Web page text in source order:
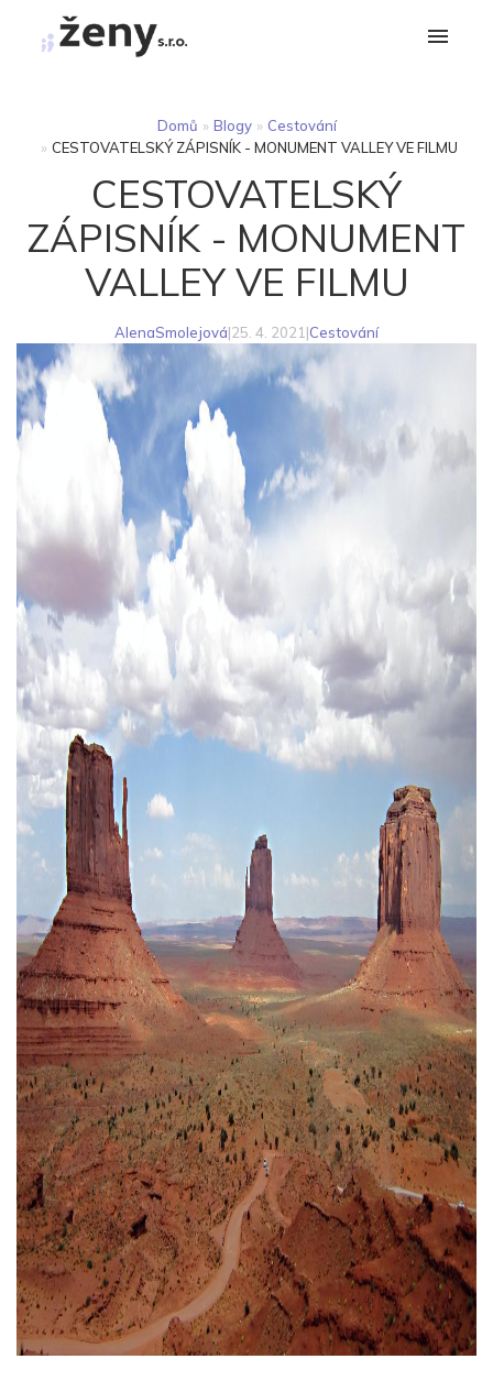
Domů » Blogy » Cestování
» CESTOVATELSKÝ ZÁPISNÍK - MONUMENT VALLEY VE FILMU
CESTOVATELSKÝ
ZÁPISNÍK - MONUMENT
VALLEY VE FILMU
AlenaSmolejová|25. 4. 2021 |Cestování